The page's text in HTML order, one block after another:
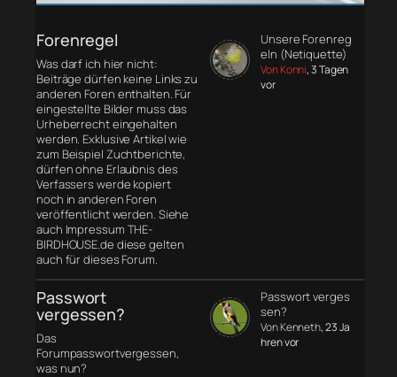
Forenregel
Was darf ich hier nicht:
Beiträge dürfen keine Links zu
anderen Foren enthalten. Für
eingestellte Bilder muss das
Urheberrecht eingehalten
werden. Exklusive Artikel wie
zum Beispiel Zuchtberichte,
dürfen ohne Erlaubnis des
Verfassers werde kopiert
noch in anderen Foren
veröffentlicht werden. Siehe
auch Impressum THE-
BIRDHOUSE.de diese gelten
auch für dieses Forum.
Unsere Forenreg
eln (Netiquette)
Von Konni, 3 Tagen
vor
Passwort
vergessen?
Das
Forumpasswortvergessen,
was nun?
Passwort verges
sen?
Von Kenneth, 23 Ja
hren vor